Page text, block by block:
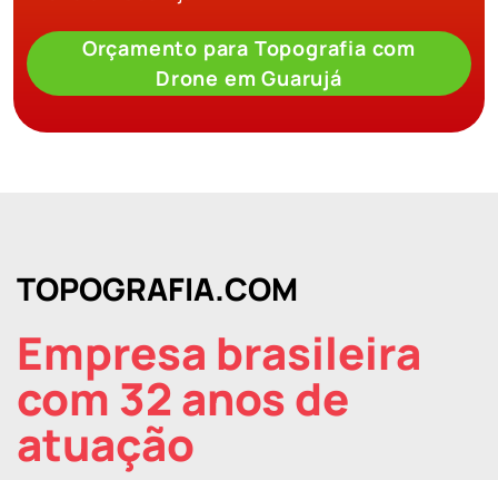
Orçamento para Topografia com
Drone em Guarujá
TOPOGRAFIA.COM
Empresa brasileira
com 32 anos de
atuação